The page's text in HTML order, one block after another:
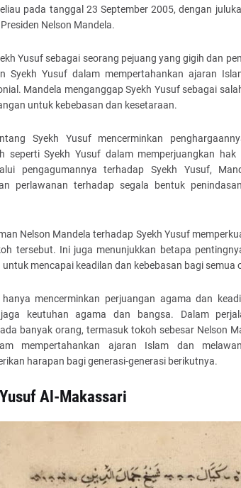
pada tanggal 23 September 2005, dengan
Nelson Mandela.
Yusuf sebagai seorang pejuang yang gigih dan
Syekh Yusuf dalam mempertahankan ajaran
Mandela menganggap Syekh Yusuf sebagai
untuk kebebasan dan kesetaraan.
Syekh Yusuf mencerminkan
seperti Syekh Yusuf dalam memperjuangkan
pengagumannya terhadap Syekh Yusuf,
perlawanan terhadap segala bentuk
Nelson Mandela terhadap Syekh Yusuf
tersebut. Ini juga menunjukkan betapa
mencapai keadilan dan kebebasan bagi semua
mencerminkan perjuangan agama dan
keutuhan agama dan bangsa. Dalam
banyak orang, termasuk tokoh sebesar Nelson
mempertahankan ajaran Islam dan
harapan bagi generasi-generasi berikutnya.
Al-Makassari